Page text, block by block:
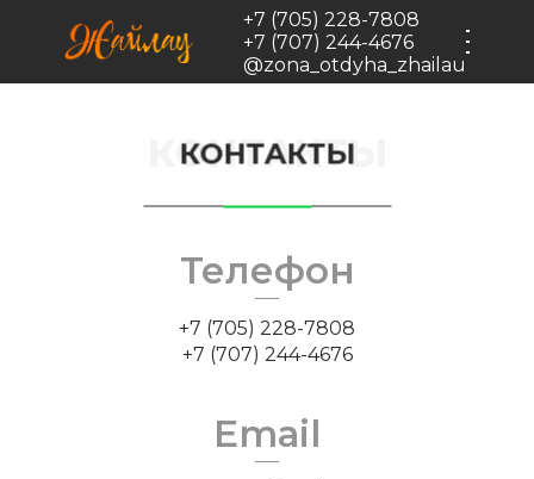
+7 (705) 228-7808
+7 (707) 244-4676
@zona_otdyha_zhailau
Черновик
КОНТАКТЫ
КОНТАКТЫ
Телефон
+7 (705) 228-7808
+7 (707) 244-4676
Email